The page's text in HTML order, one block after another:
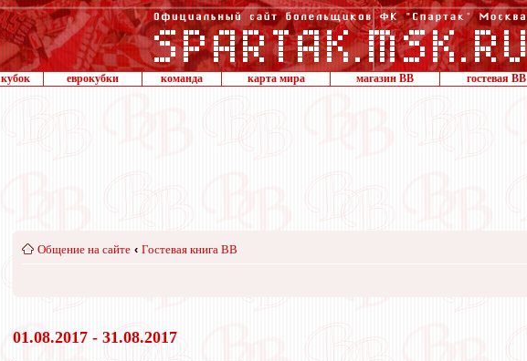
кубок еврокубки команда карта мира магазин ВВ гостевая ВВ
Общение на сайте ‹ Гостевая книга ВВ
01.08.2017 - 31.08.2017